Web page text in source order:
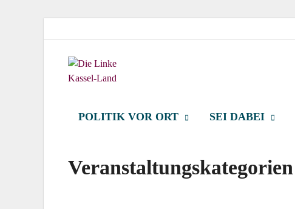
POLITIK VOR ORT SEI DABEI
Veranstaltungskategorien